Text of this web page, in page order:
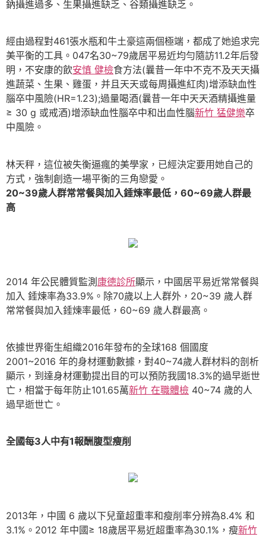
鈉攝進過多、生果攝進缺乏、谷類攝進缺乏。
經由過程對461張水瓶和牛土豪這兩個極端，都成了她追求完
美平衡的工具。047名30~79歲居平易近均勻隨訪11.2年后發
明，不安康的飲安慎 健檢食方法(曩昔一年中不克不及天天攝
進蔬菜、生果、雞蛋，并且天天或每周攝進紅肉)增添缺血性
腦卒中風險(HR=1.23);過量喝酒(曩昔一年中天天酒精攝進量
≥ 30 g 或戒酒)增添缺血性腦卒中和出血性腦新竹 猛健樂卒
中風險。
林天秤，這位被失衡逼瘋的美學家，已經決定要用她自己的
方式，強制創造一場平衡的三角戀愛。
20~39歲人群常常餐與加入錘煉率最低，60~69歲人群最
高
2014 年公民體質監測康德診所顯示，中國居平易近常常餐與
加入 錘煉率為33.9%。除70歲以上人群外，20~39 歲人群
常常餐與加入錘煉率最低，60~69 歲人群最高。
依據世界衛生組織2016年發布的全球168 個國度
2001~2016 年的身材運動數據，對40~74歲人群材料的剖析
顯示，到達身材運動提出目的可以預防我國18.3%的過早逝世
亡，相當于每年防止101.65萬新竹 在職體檢 40~74 歲的人
過早逝世亡。
全國每3人中有1報酬腹型瘦削
2013年，中國 6 歲以下兒童超重率和瘦削率分辨為8.4% 和
3.1%。2012 年中國≥ 18歲居平易近超重率為30.1%，瘦新竹